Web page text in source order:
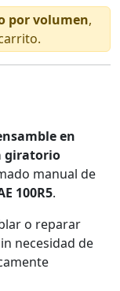
por volumen,
en
giratorio
manual de
100R5.
o reparar
necesidad de